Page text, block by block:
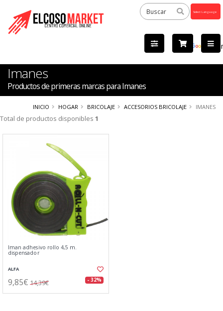
by
Imanes
Productos de primeras marcas para Imanes
INICIO HOGAR BRICOLAJE ACCESORIOS BRICOLAJE IMANES
Total de productos disponibles 1
Iman adhesivo rollo 4,5 m.
dispensador
ALFA
9,85€ 14,39€ - 32%